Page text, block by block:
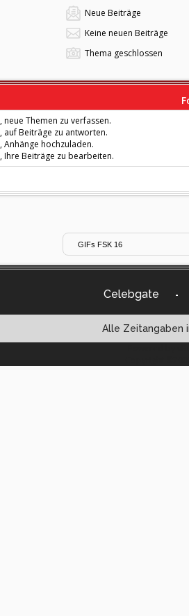
Neue Beiträge
Keine neuen Beiträge
Thema geschlossen
, neue Themen zu verfassen.
, auf Beiträge zu antworten.
, Anhänge hochzuladen.
, Ihre Beiträge zu bearbeiten.
Celebgate -
Alle Zeitangaben